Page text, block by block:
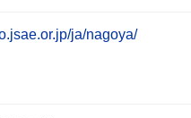
ja/nagoya/